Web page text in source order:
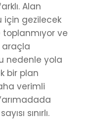
Alan
için gezilecek
ve
araçla
nedenle yola
bir plan
verimli
sınırlı.